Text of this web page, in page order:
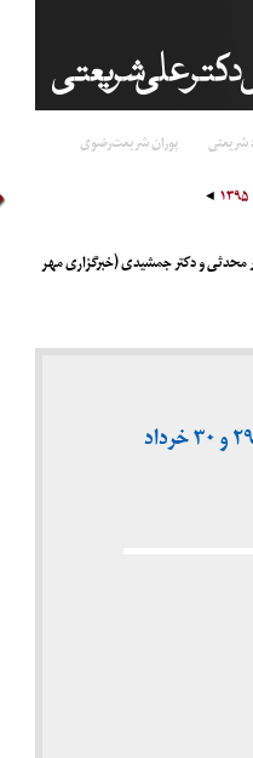
شریعتی پوران شریعت‌رضوی
۱۳۹۵
محدثی و دکتر جمشیدی (خبرگزاری مهر
مقایسه تطبیقی اندیشه های شهید مطهری و دکتر شریعتی | دکتر محدثی و دکتر جمشیدی (خبرگزاری مهر ـ ۲۹ و ۳۰ خرداد